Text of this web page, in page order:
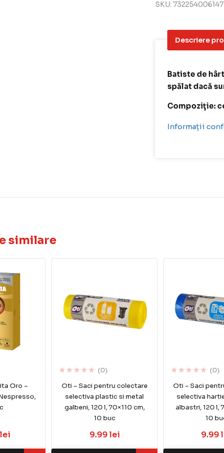
batiste
straturi,
buc
SKU:
Descriere
Batiste de
spălat dacă
Compoziţie:
Informații
similare
Oro –
(0)
Oti – Saci pentru colectare
selectiva plastic si metal
galbeni, 120 l, 70×110 cm,
10 buc
9.99 lei
(0)
Oti – Saci
selectiva
albastri, 120 l,
10
9.99